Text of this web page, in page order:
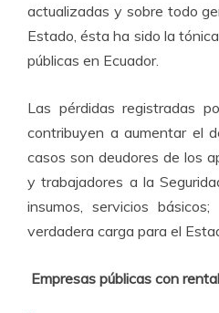
actualizadas y sobre todo
Estado, ésta ha sido la
públicas en Ecuador.
Las pérdidas registradas
contribuyen a aumentar el
casos son deudores de los
y trabajadores a la
insumos, servicios
verdadera carga para el
Empresas públicas con